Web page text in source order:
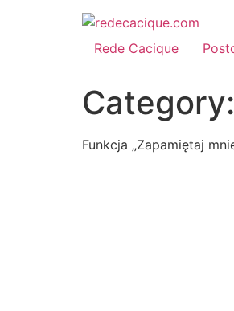
Rede Cacique
Category:
Funkcja „Zapamiętaj